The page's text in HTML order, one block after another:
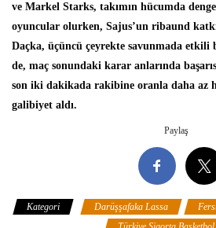
ve Markel Starks, takımın hücumda
oyuncular olurken, Sajus’un ribaund
Daçka, üçüncü çeyrekte savunmada etkili
de, maç sonundaki karar anlarında
son iki dakikada rakibine oranla daha az
galibiyet aldı.
Paylaş
Kategori Darüşşafaka Lassa